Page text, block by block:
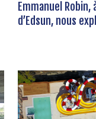
Emmanuel Robin,
d’Edsun, nous